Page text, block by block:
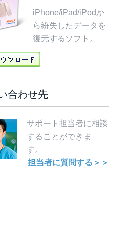
iPhone/iPad/iPodか
ら紛失したデータを
復元するソフト。
合わせ先
サポート担当者に相談
することができま
す。
担当者に質問する＞＞